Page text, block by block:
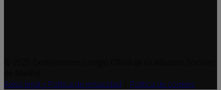
Aviso legal y Política de privacidad
Política de cookies